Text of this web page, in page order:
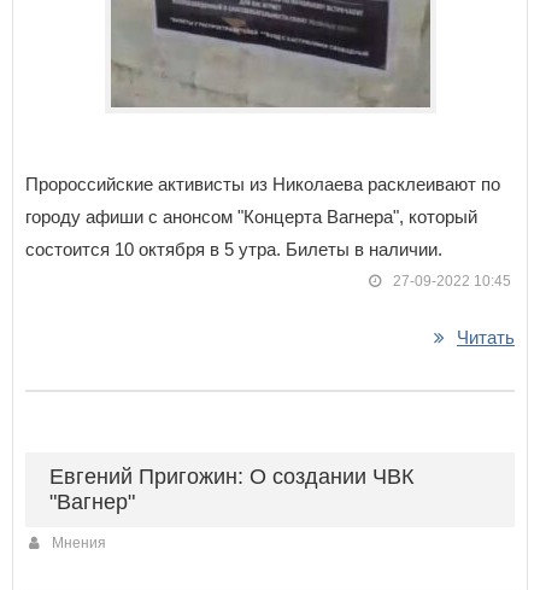
Пророссийские активисты из Николаева расклеивают по
городу афиши с анонсом "Концерта Вагнера", который
состоится 10 октября в 5 утра. Билеты в наличии.
27-09-2022 10:45
Читать
Евгений Пригожин: О создании ЧВК
"Вагнер"
Мнения